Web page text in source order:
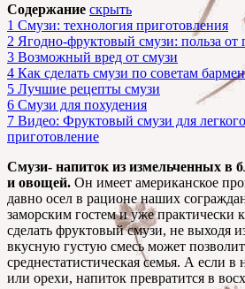
Содержание скрыть
1 Смузи: технология приготовления
2 Ягодно-фруктовый смузи: польза от
3 Возможный вред от смузи
4 Как сделать смузи по советам
5 Лучшие рецепты смузи
6 Смузи для похудения
7 Видео: Фруктовый смузи для
приготовление
Смузи- напиток из измельченных в
и овощей. Он имеет американское
давно осел в рационе наших
заморским гостем и уже практически
сделать фруктовый смузи, не выходя
вкусную густую смесь может
среднестатистическая семья. А если в
или орехи, напиток превратится в